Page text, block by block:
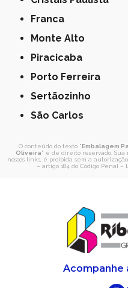
Franca
Monte Alto
Piracicaba
Porto Ferreira
Sertãozinho
São Carlos
O conteúdo do texto "Embalagem
Oliveira" é de direito reservado. Sua
nossos links, é proibida sem a
– artigo 184 do Código Penal –
Acompanhe